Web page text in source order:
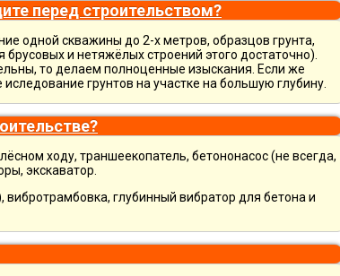
перед строительством?
одной скважины до 2-х метров, образцов грунта,
и нетяжёлых строений этого достаточно).
то делаем полноценные изыскания. Если же
грунтов на участке на большую глубину.
ходу, траншеекопатель, бетононасос (не всегда,
экскаватор.
вибротрамбовка, глубинный вибратор для бетона и